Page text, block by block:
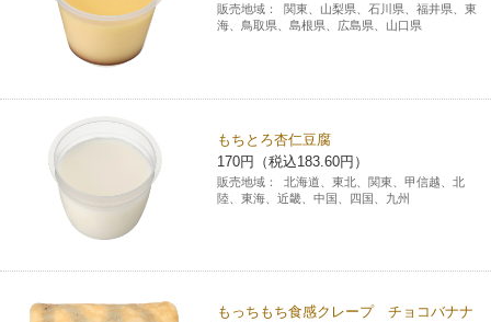
学び・教育
宅配ロッカー（店舗限定）
自転車シェアリング（店舗限定）
モバイルバッテリーシェアリング（店舗限定）
モバイルWi-Fiバッテリーシェアリング（店舗限定）
セブン-イレブンの横顔
セブン-イレブンの歴史
販売地域：
関東、山梨県、石川県、福井県、東
海、鳥取県、島根県、広島県、山口県
もちとろ杏仁豆腐
170円（税込183.60円）
販売地域：
北海道、東北、関東、甲信越、北
陸、東海、近畿、中国、四国、九州
もっちもち食感クレープ チョコバナナ